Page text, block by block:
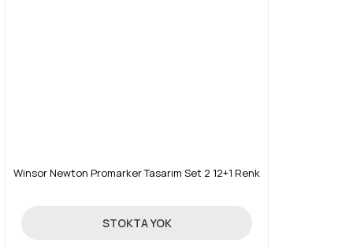
Winsor Newton Promarker Tasarım Set 2 12+1 Renk
214,30 TL
STOKTA YOK